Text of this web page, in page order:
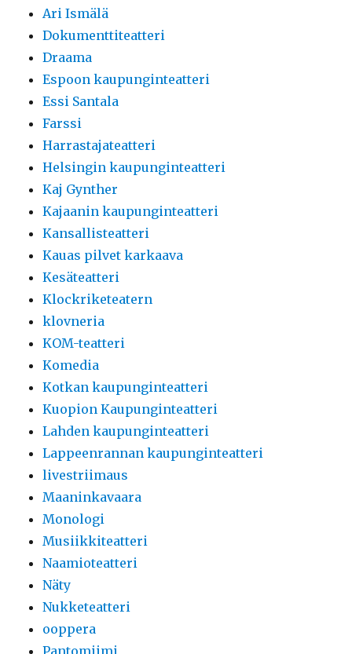
Ari Ismälä
Dokumenttiteatteri
Draama
Espoon kaupunginteatteri
Essi Santala
Farssi
Harrastajateatteri
Helsingin kaupunginteatteri
Kaj Gynther
Kajaanin kaupunginteatteri
Kansallisteatteri
Kauas pilvet karkaava
Kesäteatteri
Klockriketeatern
klovneria
KOM-teatteri
Komedia
Kotkan kaupunginteatteri
Kuopion Kaupunginteatteri
Lahden kaupunginteatteri
Lappeenrannan kaupunginteatteri
livestriimaus
Maaninkavaara
Monologi
Musiikkiteatteri
Naamioteatteri
Näty
Nukketeatteri
ooppera
Pantomiimi